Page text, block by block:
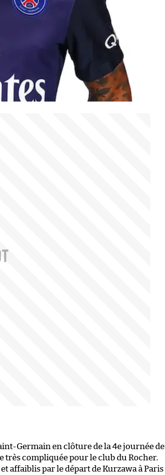
Germain en clôture de la 4e journée de
très compliquée pour le club du Rocher.
affaiblis par le départ de Kurzawa à Paris